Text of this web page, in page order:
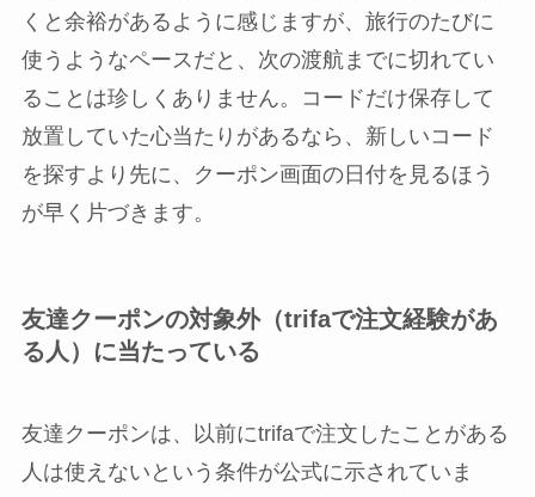
くと余裕があるように感じますが、旅行のたびに
使うようなペースだと、次の渡航までに切れてい
ることは珍しくありません。コードだけ保存して
放置していた心当たりがあるなら、新しいコード
を探すより先に、クーポン画面の日付を見るほう
が早く片づきます。
友達クーポンの対象外（trifaで注文経験があ
る人）に当たっている
友達クーポンは、以前にtrifaで注文したことがある
人は使えないという条件が公式に示されていま